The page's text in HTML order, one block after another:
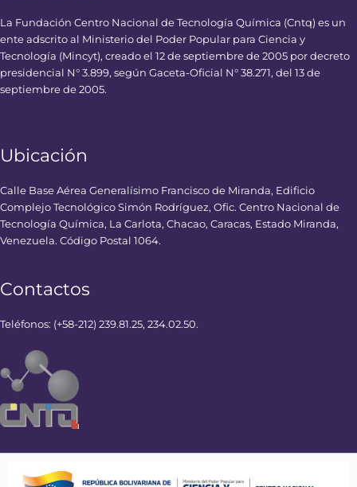
La Fundación Centro Nacional de Tecnología Química (Cntq) es un
ente adscrito al Ministerio del Poder Popular para Ciencia y
Tecnología (Mincyt), creado el 12 de septiembre de 2005 por decreto
presidencial N° 3.899, según Gaceta-Oficial N° 38.271, del 13 de
septiembre de 2005.
Ubicación
Calle Base Aérea Generalísimo Francisco de Miranda, Edificio
Complejo Tecnológico Simón Rodríguez, Ofic. Centro Nacional de
Tecnología Química, La Carlota, Chacao, Caracas, Estado Miranda,
Venezuela. Código Postal 1064.
Contactos
Teléfonos: (+58-212) 239.81.25, 234.02.50.